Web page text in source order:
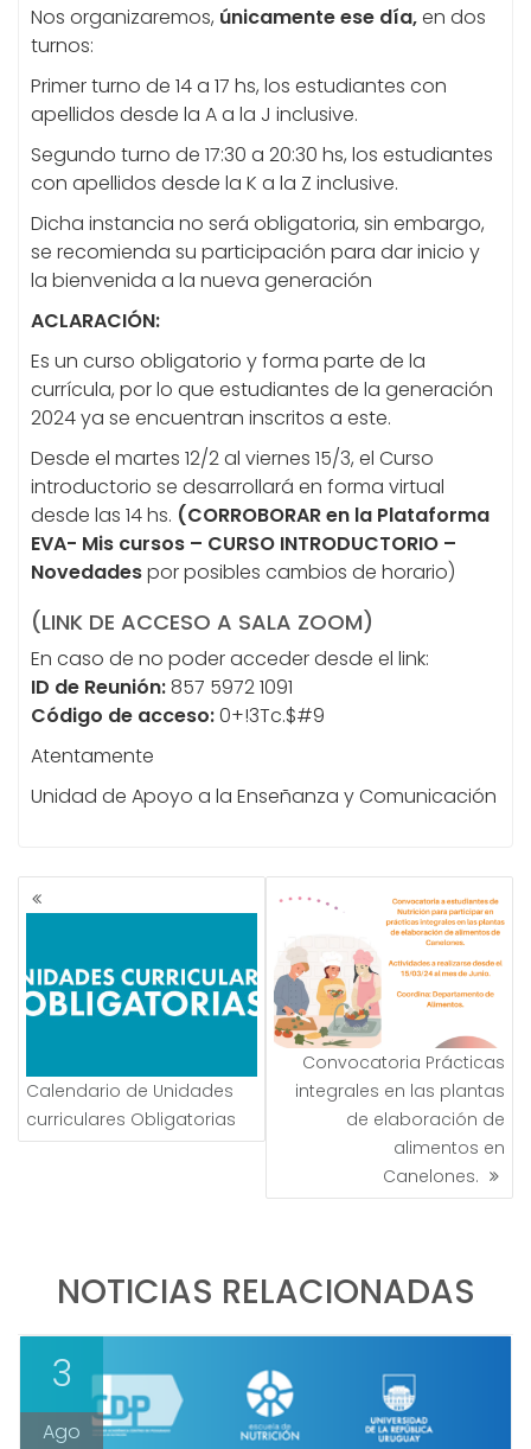
Nos organizaremos, únicamente ese día,en dos
turnos:
Primer turno de 14 a 17 hs, los estudiantes con
apellidos desde la A a la J inclusive.
Segundo turno de 17:30 a 20:30 hs, los estudiantes
con apellidos desde la K a la Z inclusive.
Dicha instancia no será obligatoria, sin embargo,
se recomienda su participación para dar inicio y
la bienvenida a la nueva generación
ACLARACIÓN:
Es un curso obligatorio y forma parte de la
currícula, por lo que estudiantes de la generación
2024 ya se encuentran inscritos a este.
Desde el martes 12/2 al viernes 15/3, el Curso
introductorio se desarrollará en forma virtual
desde las 14 hs. (CORROBORAR en la Plataforma
EVA- Mis cursos – CURSO INTRODUCTORIO –
Novedadespor posibles cambios de horario)
(LINK DE ACCESO A SALA ZOOM)
En caso de no poder acceder desde el link:
ID de Reunión:857 5972 1091
Código de acceso:0+!3Tc.$#9
Atentamente
Unidad de Apoyo a la Enseñanza y Comunicación
NAVEGACIÓN
DE
Calendario de Unidades
curriculares Obligatorias
Convocatoria Prácticas
integrales en las plantas
de elaboración de
alimentos en
Canelones.
NOTICIAS RELACIONADAS
3
Ago